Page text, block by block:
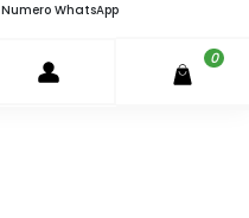
Numero WhatsApp
0